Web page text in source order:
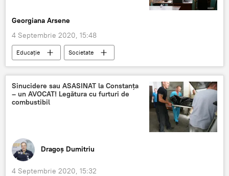
Georgiana Arsene
4 Septembrie 2020, 15:48
Educație
Societate
Ministerul Educației
Sinucidere sau ASASINAT la Constanța
– un AVOCAT! Legătura cu furturi de
combustibil
Dragoș Dumitriu
4 Septembrie 2020, 15:32